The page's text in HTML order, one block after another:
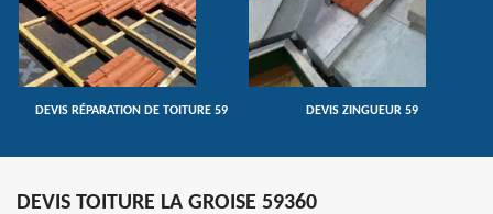
DEVIS RÉPARATION DE TOITURE 59 DEVIS ZINGUEUR 59
DEVIS TOITURE LA GROISE 59360